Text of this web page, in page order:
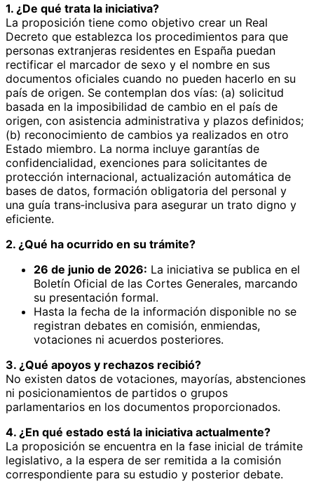
1. ¿De qué trata la iniciativa?
La proposición tiene como objetivo crear un Real
Decreto que establezca los procedimientos para que
personas extranjeras residentes en España puedan
rectificar el marcador de sexo y el nombre en sus
documentos oficiales cuando no pueden hacerlo en su
país de origen. Se contemplan dos vías: (a) solicitud
basada en la imposibilidad de cambio en el país de
origen, con asistencia administrativa y plazos definidos;
(b) reconocimiento de cambios ya realizados en otro
Estado miembro. La norma incluye garantías de
confidencialidad, exenciones para solicitantes de
protección internacional, actualización automática de
bases de datos, formación obligatoria del personal y
una guía trans‑inclusiva para asegurar un trato digno y
eficiente.
2. ¿Qué ha ocurrido en su trámite?
26 de junio de 2026: La iniciativa se publica en el
Boletín Oficial de las Cortes Generales, marcando
su presentación formal.
Hasta la fecha de la información disponible no se
registran debates en comisión, enmiendas,
votaciones ni acuerdos posteriores.
3. ¿Qué apoyos y rechazos recibió?
No existen datos de votaciones, mayorías, abstenciones
ni posicionamientos de partidos o grupos
parlamentarios en los documentos proporcionados.
4. ¿En qué estado está la iniciativa actualmente?
La proposición se encuentra en la fase inicial de trámite
legislativo, a la espera de ser remitida a la comisión
correspondiente para su estudio y posterior debate.